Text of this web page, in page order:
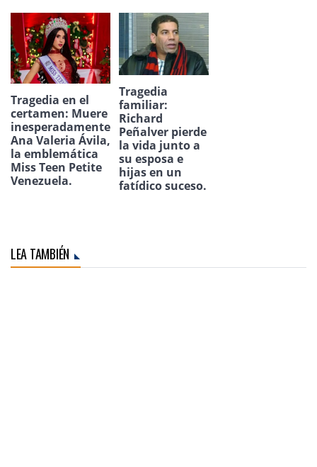
Tragedia en el
certamen: Muere
inesperadamente
Ana Valeria Ávila,
la emblemática
Miss Teen Petite
Venezuela.
Tragedia
familiar:
Richard
Peñalver pierde
la vida junto a
su esposa e
hijas en un
fatídico suceso.
LEA TAMBIÉN